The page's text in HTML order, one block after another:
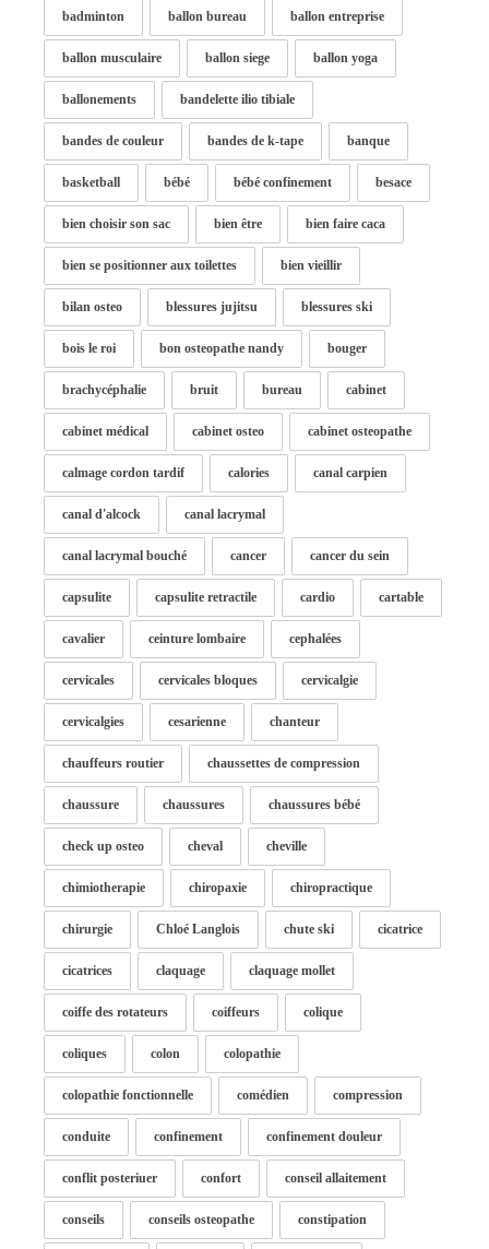
badminton ballon bureau ballon entreprise
ballon musculaire ballon siege ballon yoga
ballonements bandelette ilio tibiale
bandes de couleur bandes de k-tape banque
basketball bébé bébé confinement besace
bien choisir son sac bien être bien faire caca
bien se positionner aux toilettes bien vieillir
bilan osteo blessures jujitsu blessures ski
bois le roi bon osteopathe nandy bouger
brachycéphalie bruit bureau cabinet
cabinet médical cabinet osteo cabinet osteopathe
calmage cordon tardif calories canal carpien
canal d'alcock canal lacrymal
canal lacrymal bouché cancer cancer du sein
capsulite capsulite retractile cardio cartable
cavalier ceinture lombaire cephalées
cervicales cervicales bloques cervicalgie
cervicalgies cesarienne chanteur
chauffeurs routier chaussettes de compression
chaussure chaussures chaussures bébé
check up osteo cheval cheville
chimiotherapie chiropaxie chiropractique
chirurgie Chloé Langlois chute ski cicatrice
cicatrices claquage claquage mollet
coiffe des rotateurs coiffeurs colique
coliques colon colopathie
colopathie fonctionnelle comédien compression
conduite confinement confinement douleur
conflit posteriuer confort conseil allaitement
conseils conseils osteopathe constipation